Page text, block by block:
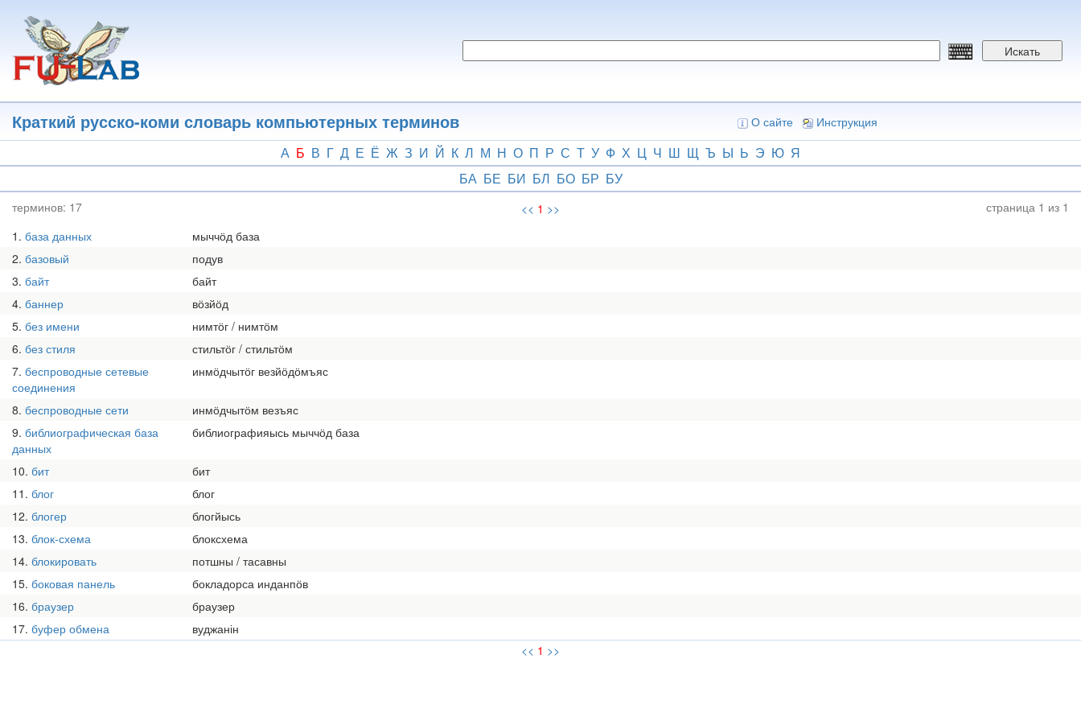
основному
содержанию
Искать
Краткий русско-коми словарь компьютерных терминов О сайте Инструкция
А Б В Г Д Е Ё Ж З И Й К Л М Н О П Р С Т У Ф Х Ц Ч Ш Щ Ъ Ы Ь Э Ю Я
БА БЕ БИ БЛ БО БР БУ
терминов: 17 << 1 >>
страница 1 из 1
1 база данных
мыччӧд база
2 базовый
подув
3 байт
байт
4 баннер
вӧзйӧд
5 без имени
нимтӧг / нимтӧм
6 без стиля
стильтӧг / стильтӧм
7 беспроводные сетевые
соединения
инмӧдчытӧг везйӧдӧмъяс
8 беспроводные сети
инмӧдчытӧм везъяс
9 библиографическая база
данных
библиографияысь мыччӧд база
10 бит
бит
11 блог
блог
12 блогер
блогйысь
13 блок-схема
блоксхема
14 блокировать
потшны / тасавны
15 боковая панель
бокладорса инданпӧв
16 браузер
браузер
17 буфер обмена
вуджанін
<< 1 >>